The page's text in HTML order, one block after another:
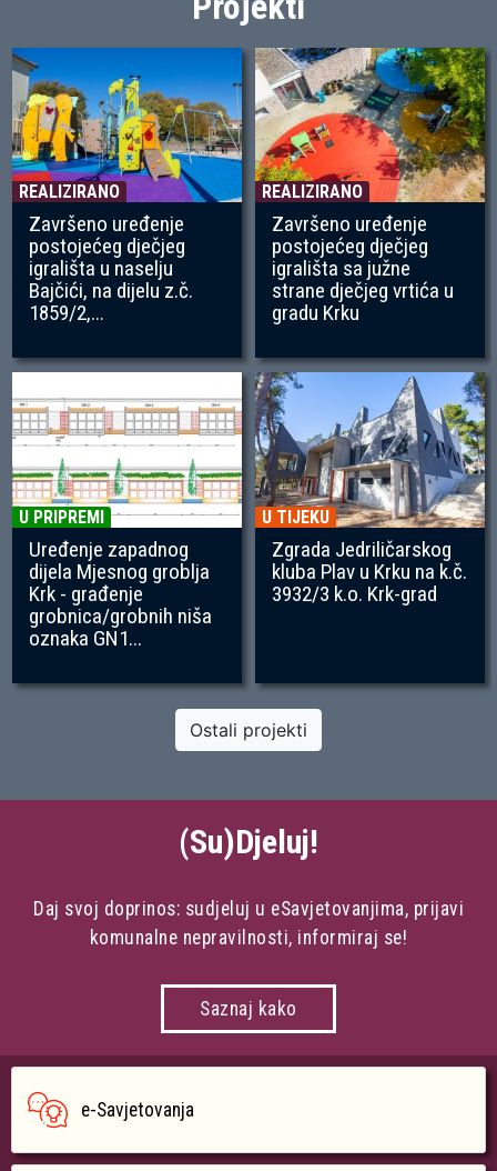
REALIZIRANO
Završeno uređenje
postojećeg dječjeg
igrališta u naselju
Bajčići, na dijelu z.č.
1859/2,...
REALIZIRANO
Završeno uređenje
postojećeg dječjeg
igrališta sa južne
strane dječjeg vrtića u
gradu Krku
U PRIPREMI
Uređenje zapadnog
dijela Mjesnog groblja
Krk - građenje
grobnica/grobnih niša
oznaka GN1...
U TIJEKU
Zgrada Jedriličarskog
kluba Plav u Krku na k.č.
3932/3 k.o. Krk-grad
Ostali projekti
(Su)Djeluj!
Daj svoj doprinos: sudjeluj u eSavjetovanjima, prijavi
komunalne nepravilnosti, informiraj se!
Saznaj kako
e-Savjetovanja